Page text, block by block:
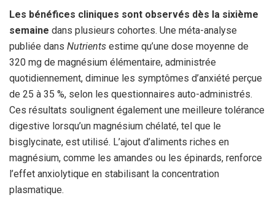
Les bénéfices cliniques sont observés dès la sixième
semaine dans plusieurs cohortes. Une méta-analyse
publiée dans Nutrients estime qu’une dose moyenne de
320 mg de magnésium élémentaire, administrée
quotidiennement, diminue les symptômes d’anxiété perçue
de 25 à 35 %, selon les questionnaires auto-administrés.
Ces résultats soulignent également une meilleure tolérance
digestive lorsqu’un magnésium chélaté, tel que le
bisglycinate, est utilisé. L’ajout d’aliments riches en
magnésium, comme les amandes ou les épinards, renforce
l’effet anxiolytique en stabilisant la concentration
plasmatique.